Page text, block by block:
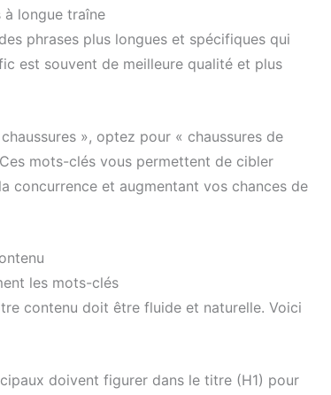
longue traîne
phrases plus longues et spécifiques qui
est souvent de meilleure qualité et plus
», optez pour « chaussures de
mots-clés vous permettent de cibler
concurrence et augmentant vos chances de
les mots-clés
contenu doit être fluide et naturelle. Voici
doivent figurer dans le titre (H1) pour